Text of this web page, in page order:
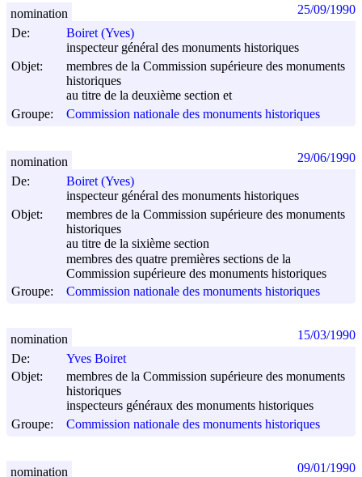
De:
Boiret (Yves)
inspecteur général des monuments historiques
Objet:
membres de la Commission supérieure des monuments
historiques
au titre de la deuxième section et
Groupe:
Commission nationale des monuments historiques
nomination 25/09/1990
De:
Boiret (Yves)
inspecteur général des monuments historiques
Objet:
membres de la Commission supérieure des monuments
historiques
au titre de la sixième section
membres des quatre premières sections de la
Commission supérieure des monuments historiques
Groupe:
Commission nationale des monuments historiques
nomination 29/06/1990
De:
Yves Boiret
Objet:
membres de la Commission supérieure des monuments
historiques
inspecteurs généraux des monuments historiques
Groupe:
Commission nationale des monuments historiques
nomination 15/03/1990
nomination 09/01/1990